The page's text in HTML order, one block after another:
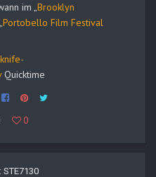
im „Brooklyn
Portobello Film Festival
Quicktime
0
STE7130